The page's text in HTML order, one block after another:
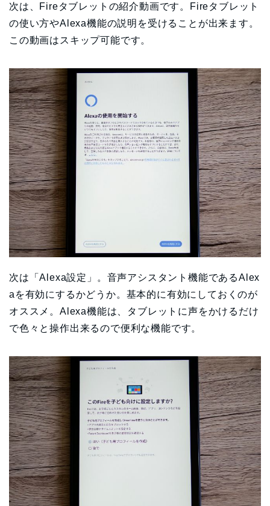
次は、Fireタブレットの紹介動画です。Fireタブレット
の使い方やAlexa機能の説明を受けることが出来ます。
この動画はスキップ可能です。
次は「Alexa設定」。音声アシスタント機能であるAlex
aを有効にするかどうか。基本的に有効にしておくのが
オススメ。Alexa機能は、タブレットに声をかけるだけ
で色々と操作出来るので便利な機能です。